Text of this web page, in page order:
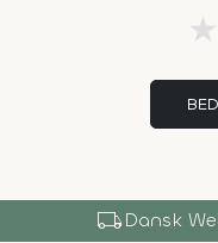
★
local_shippingDansk